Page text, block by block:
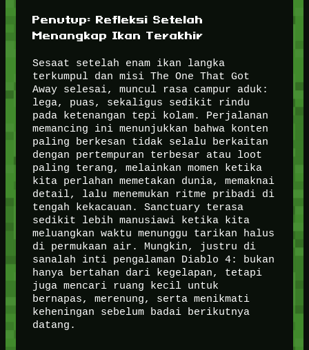
Penutup: Refleksi Setelah
Menangkap Ikan Terakhir
Sesaat setelah enam ikan langka
terkumpul dan misi The One That Got
Away selesai, muncul rasa campur aduk:
lega, puas, sekaligus sedikit rindu
pada ketenangan tepi kolam. Perjalanan
memancing ini menunjukkan bahwa konten
paling berkesan tidak selalu berkaitan
dengan pertempuran terbesar atau loot
paling terang, melainkan momen ketika
kita perlahan memetakan dunia, memaknai
detail, lalu menemukan ritme pribadi di
tengah kekacauan. Sanctuary terasa
sedikit lebih manusiawi ketika kita
meluangkan waktu menunggu tarikan halus
di permukaan air. Mungkin, justru di
sanalah inti pengalaman Diablo 4: bukan
hanya bertahan dari kegelapan, tetapi
juga mencari ruang kecil untuk
bernapas, merenung, serta menikmati
keheningan sebelum badai berikutnya
datang.